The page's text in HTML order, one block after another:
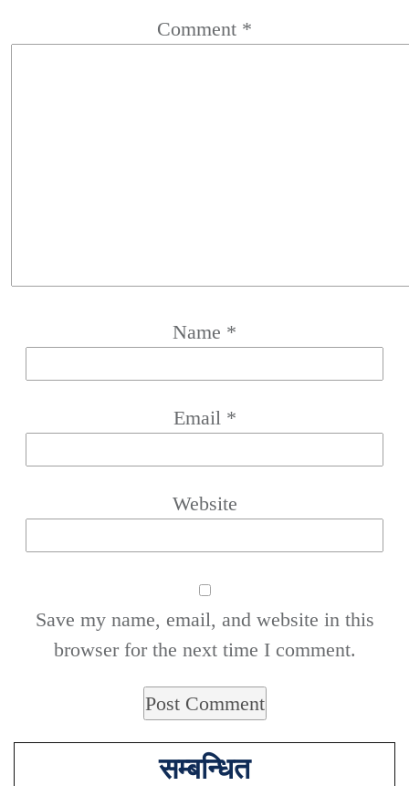
Comment *
Name *
Email *
Website
Save my name, email, and website in this
browser for the next time I comment.
सम्बन्धित